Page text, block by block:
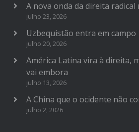
A nova onda da direita radical
julho 23, 2026
Uzbequistão entra em campo
julho 20, 2026
América Latina vira à direita,
vai embora
julho 13, 2026
A China que o ocidente não
julho 2, 2026